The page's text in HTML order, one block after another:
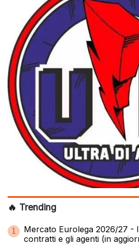
🔥 Trending
1
Mercato Eurolega 2026/27 -
contratti e gli agenti (in